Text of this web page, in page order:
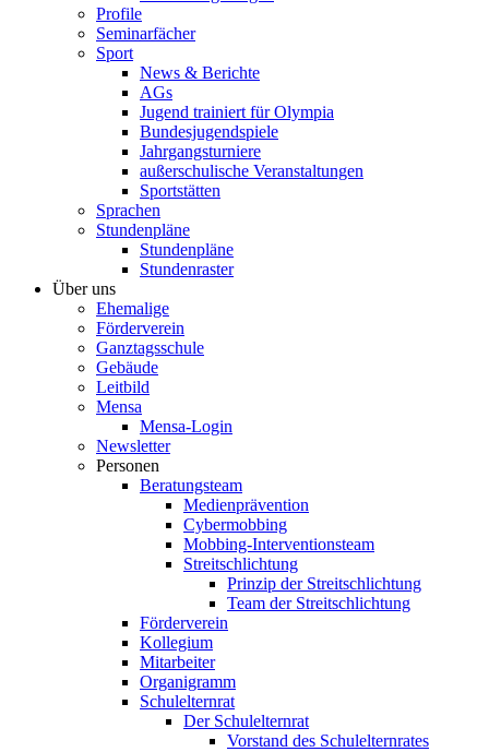
Profile
Seminarfächer
Sport
News & Berichte
AGs
Jugend trainiert für Olympia
Bundesjugendspiele
Jahrgangsturniere
außerschulische Veranstaltungen
Sportstätten
Sprachen
Stundenpläne
Stundenpläne
Stundenraster
Über uns
Ehemalige
Förderverein
Ganztagsschule
Gebäude
Leitbild
Mensa
Mensa-Login
Newsletter
Personen
Beratungsteam
Medienprävention
Cybermobbing
Mobbing-Interventionsteam
Streitschlichtung
Prinzip der Streitschlichtung
Team der Streitschlichtung
Förderverein
Kollegium
Mitarbeiter
Organigramm
Schulelternrat
Der Schulelternrat
Vorstand des Schulelternrates